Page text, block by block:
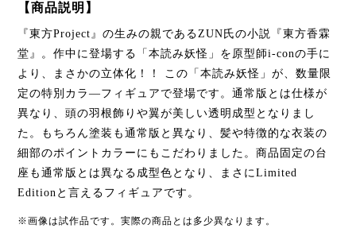
【商品説明】
『東方Project』の生みの親であるZUN氏の小説『東方香霖
堂』。作中に登場する「本読み妖怪」を原型師i-conの手に
より、まさかの立体化！！ この「本読み妖怪」が、数量限
定の特別カラ―フィギュアで登場です。通常版とは仕様が
異なり、頭の羽根飾りや翼が美しい透明成型となりまし
た。もちろん塗装も通常版と異なり、髪や特徴的な衣装の
細部のポイントカラーにもこだわりました。商品固定の台
座も通常版とは異なる成型色となり、まさにLimited
Editionと言えるフィギュアです。
※画像は試作品です。実際の商品とは多少異なります。